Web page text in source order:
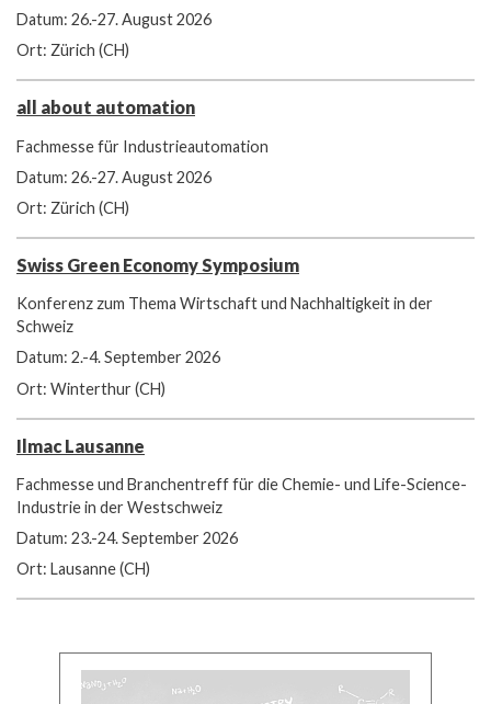
Datum: 26.-27. August 2026
Ort: Zürich (CH)
all about automation
Fachmesse für Industrieautomation
Datum: 26.-27. August 2026
Ort: Zürich (CH)
Swiss Green Economy Symposium
Konferenz zum Thema Wirtschaft und Nachhaltigkeit in der
Schweiz
Datum: 2.-4. September 2026
Ort: Winterthur (CH)
Ilmac Lausanne
Fachmesse und Branchentreff für die Chemie- und Life-Science-
Industrie in der Westschweiz
Datum: 23.-24. September 2026
Ort: Lausanne (CH)